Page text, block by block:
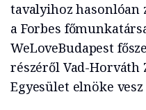
tavalyihoz hasonlóan
a Forbes
WeLoveBudapest
részéről Vad-Horváth
Egyesület elnöke